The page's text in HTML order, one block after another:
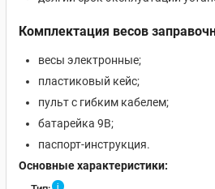
Комплектация весов
весы электронные;
пластиковый кейс;
пульт с гибким кабелем;
батарейка 9В;
паспорт-инструкция.
Основные характеристики:
i